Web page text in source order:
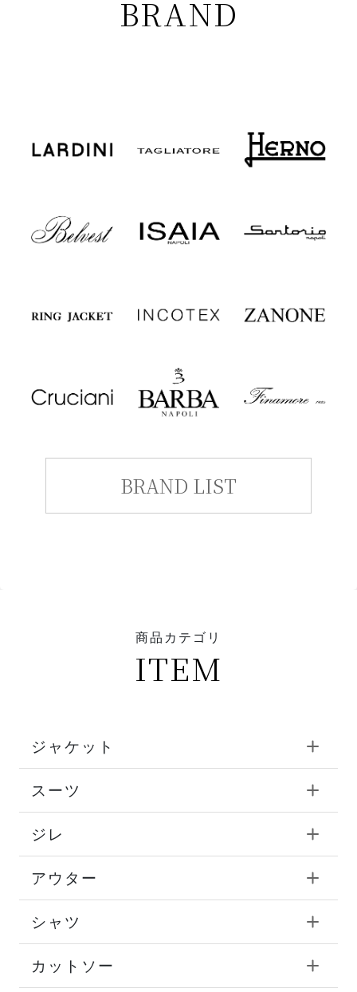
BRAND
BRAND LIST
商品カテゴリ
ITEM
ジャケット
スーツ
ジレ
アウター
シャツ
カットソー